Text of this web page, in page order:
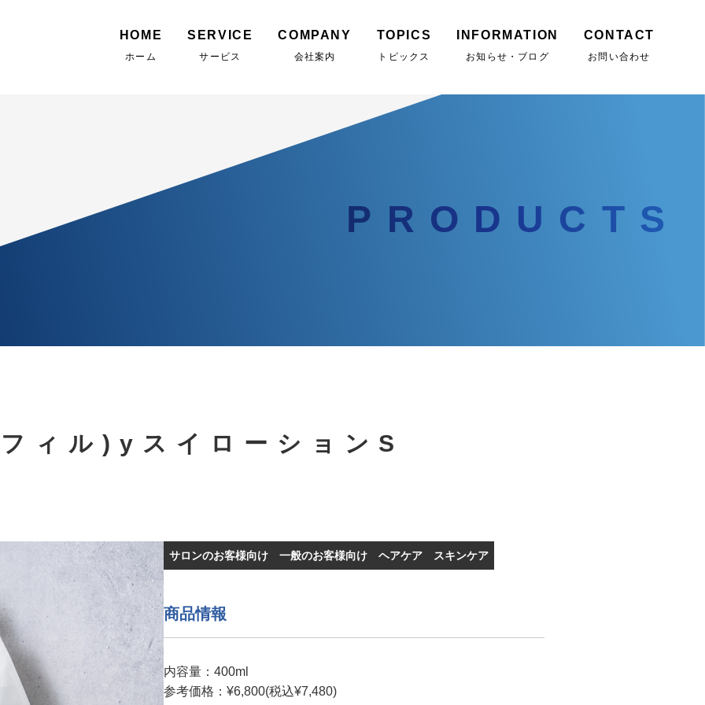
HOME
ホーム
SERVICE
サービス
COMPANY
会社案内
TOPICS
トピックス
INFORMATION
お知らせ・ブログ
CONTACT
お問い合わせ
PRODUCTS
ィル)yスイローションS
サロンのお客様向け 一般のお客様向け ヘアケア スキンケア
商品情報
内容量：400ml
参考価格：¥6,800(税込¥7,480)